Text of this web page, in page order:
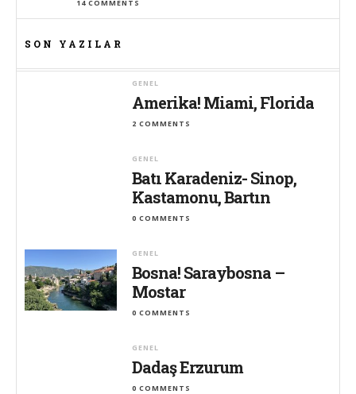
14 COMMENTS
SON YAZILAR
GENEL
Amerika! Miami, Florida
2 COMMENTS
GENEL
Batı Karadeniz- Sinop,
Kastamonu, Bartın
0 COMMENTS
GENEL
Bosna! Saraybosna –
Mostar
0 COMMENTS
GENEL
Dadaş Erzurum
0 COMMENTS